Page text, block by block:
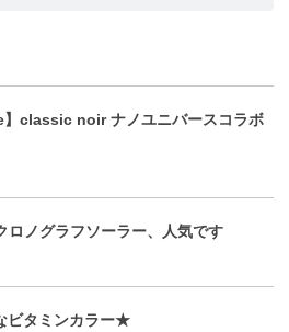
】classic noir ナノユニバースコラボ
ロノグラフソーラー、人気です
ビタミンカラー★